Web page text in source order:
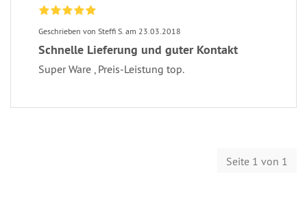
Geschrieben von Steffi S. am 23.03.2018
Schnelle Lieferung und guter Kontakt
Super Ware , Preis-Leistung top.
Seite 1 von 1